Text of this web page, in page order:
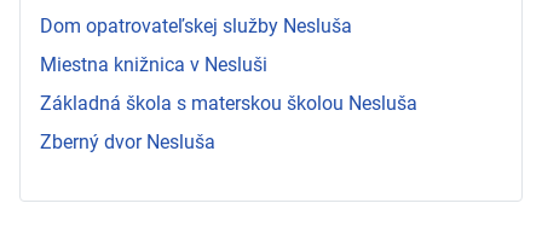
Dom opatrovateľskej služby Nesluša
Miestna knižnica v Nesluši
Základná škola s materskou školou Nesluša
Zberný dvor Nesluša